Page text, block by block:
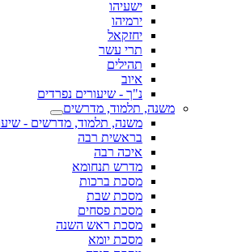
ישעיהו
ירמיהו
יחזקאל
תרי עשר
תהילים
איוב
נ"ך - שיעורים נפרדים
משנה, תלמוד, מדרשים
משנה, תלמוד, מדרשים -
בראשית רבה
איכה רבה
מדרש תנחומא
מסכת ברכות
מסכת שבת
מסכת פסחים
מסכת ראש השנה
מסכת יומא